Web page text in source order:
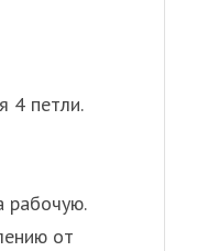
4 петли.
рабочую.
от